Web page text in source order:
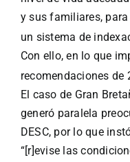
y sus familiares,
un sistema de
Con ello, en lo que
recomendaciones de
El caso de Gran
generó paralela
DESC, por lo que
“[r]evise las